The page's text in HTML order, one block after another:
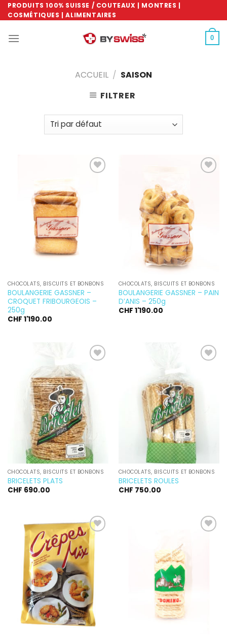
Skip
to
PRODUITS 100% SUISSE / COUTEAUX | MONTRES |
COSMÉTIQUES | ALIMENTAIRES
0
ACCUEIL / SAISON
FILTRER
CHOCOLATS, BISCUITS ET BONBONS
BOULANGERIE GASSNER –
CROQUET FRIBOURGEOIS –
250g
CHF 1'190.00
wishlist
CHOCOLATS, BISCUITS ET BONBONS
BOULANGERIE GASSNER – PAIN
D’ANIS – 250g
CHF 1'190.00
Ajouter
à la
wishlist
CHOCOLATS, BISCUITS ET BONBONS
BRICELETS PLATS
CHF 690.00
Ajouter
wishlist
CHOCOLATS, BISCUITS ET BONBONS
BRICELETS ROULES
CHF 750.00
Ajouter
à la
wishlist